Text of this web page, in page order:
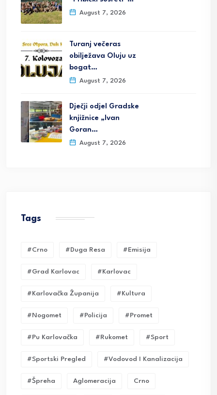
August 7, 2026
Turanj večeras
obilježava Oluju uz
bogat…
August 7, 2026
Dječji odjel Gradske
knjižnice „Ivan
Goran…
August 7, 2026
Tags
#crno #duga Resa #emisija
#grad Karlovac #karlovac
#karlovačka Županija #kultura
#nogomet #policija #promet
#pu Karlovačka #rukomet #sport
#sportski Pregled #vodovod I Kanalizacija
#Špreha Aglomeracija Crno